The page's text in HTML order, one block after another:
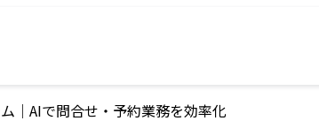
｜AIで問合せ・予約業務を効率化